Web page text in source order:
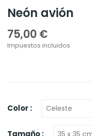
Neón avión
75,00 €
Impuestos incluidos
Color :
Tamaño :